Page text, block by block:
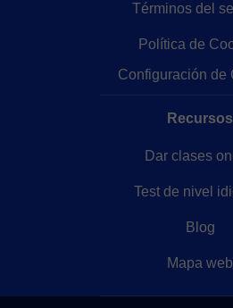
Términos del
Política de
Configuración de
Recursos
Dar clases
Test de nivel
Blog
Mapa web